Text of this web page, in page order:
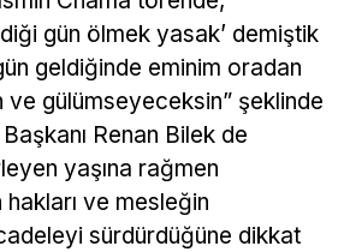
gün ölmek yasak’ demiştik
geldiğinde eminim oradan
ve gülümseyeceksin” şeklinde
Renan Bilek de
yaşına rağmen
hakları ve mesleğin
sürdürdüğüne dikkat